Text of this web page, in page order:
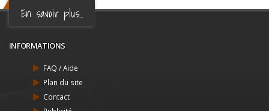
En savoir plus...
INFORMATIONS
FAQ / Aide
Plan du site
Contact